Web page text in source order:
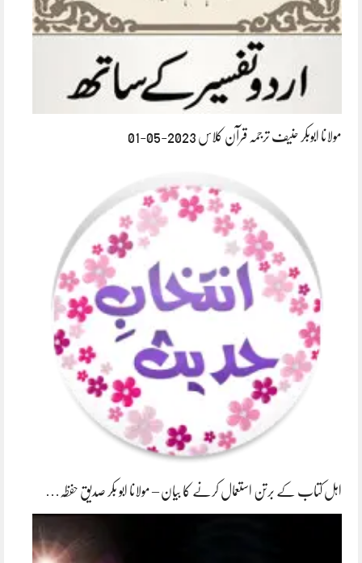
مولانا ابوبکر حنیف ترجمہ قرآن کلاس 2023-05-01
اہل کتاب کے برتن استعمال کرنے کا بیان – مولانا ابو بکر صدیق حفظہ…